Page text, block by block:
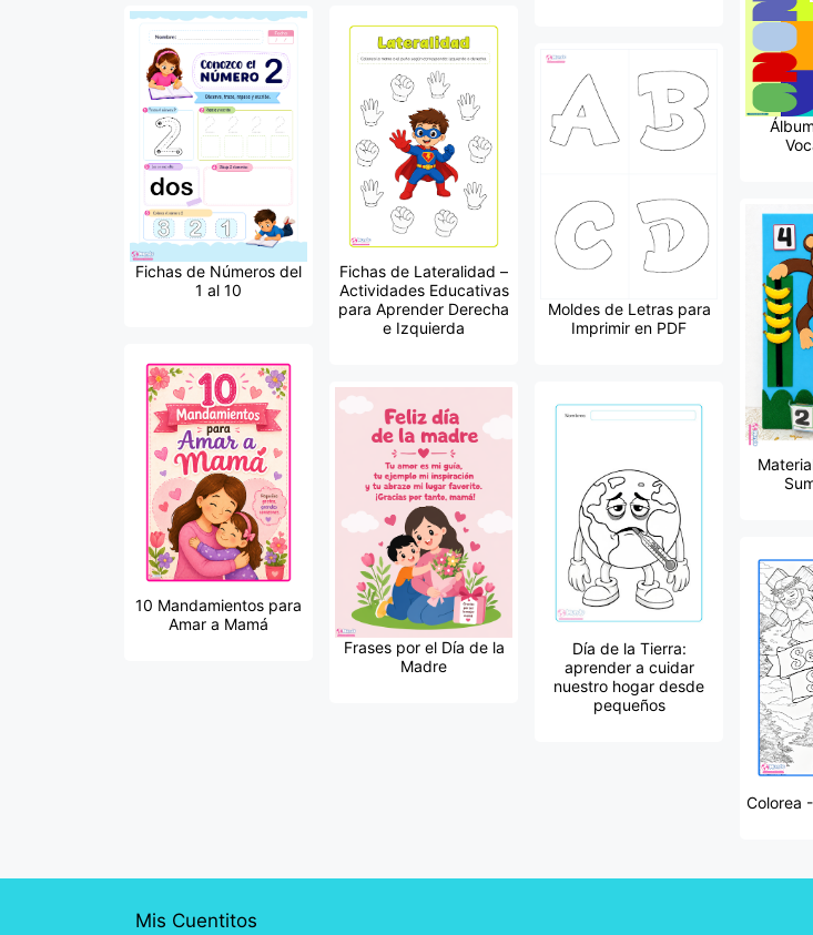
Fichas de Números del
1 al 10
Fichas de Lateralidad –
Actividades Educativas
para Aprender Derecha
e Izquierda
Moldes de Letras para
Imprimir en PDF
10 Mandamientos para
Amar a Mamá
Frases por el Día de la
Madre
Día de la Tierra:
aprender a cuidar
nuestro hogar desde
pequeños
Colorea
Mis Cuentitos